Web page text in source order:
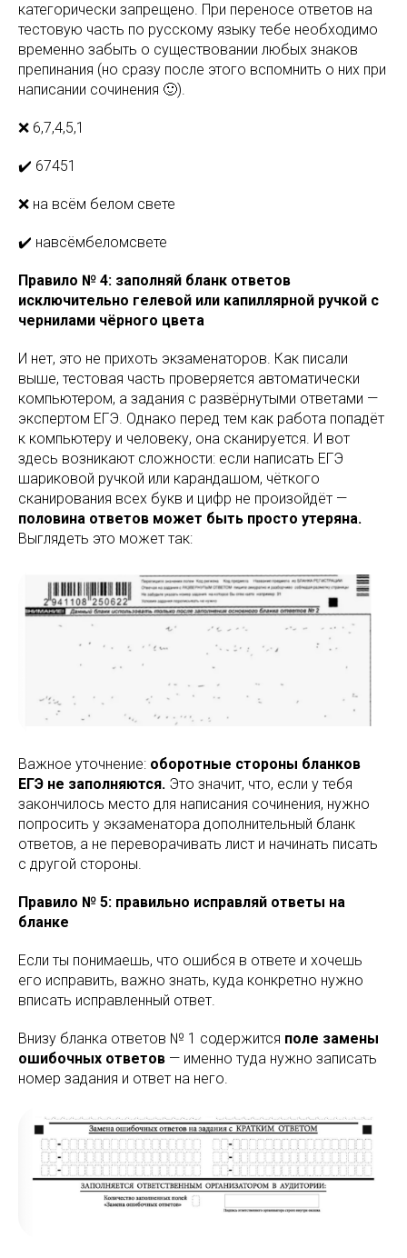
категорически запрещено. При переносе ответов на
тестовую часть по русскому языку тебе необходимо
временно забыть о существовании любых знаков
препинания (но сразу после этого вспомнить о них при
написании сочинения 🙂).
❌ 6,7,4,5,1
✔️ 67451
❌ на всём белом свете
✔️ навсёмбеломсвете
Правило № 4: заполняй бланк ответов
исключительно гелевой или капиллярной ручкой с
чернилами чёрного цвета
И нет, это не прихоть экзаменаторов. Как писали
выше, тестовая часть проверяется автоматически
компьютером, а задания с развёрнутыми ответами —
экспертом ЕГЭ. Однако перед тем как работа попадёт
к компьютеру и человеку, она сканируется. И вот
здесь возникают сложности: если написать ЕГЭ
шариковой ручкой или карандашом, чёткого
сканирования всех букв и цифр не произойдёт —
половина ответов может быть просто утеряна.
Выглядеть это может так:
Важное уточнение: оборотные стороны бланков
ЕГЭ не заполняются. Это значит, что, если у тебя
закончилось место для написания сочинения, нужно
попросить у экзаменатора дополнительный бланк
ответов, а не переворачивать лист и начинать писать
с другой стороны.
Правило № 5: правильно исправляй ответы на
бланке
Если ты понимаешь, что ошибся в ответе и хочешь
его исправить, важно знать, куда конкретно нужно
вписать исправленный ответ.
Внизу бланка ответов № 1 содержится поле замены
ошибочных ответов — именно туда нужно записать
номер задания и ответ на него.